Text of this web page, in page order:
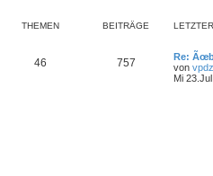
THEMEN BEITRÄGE
46 757
Re:
von
Mi